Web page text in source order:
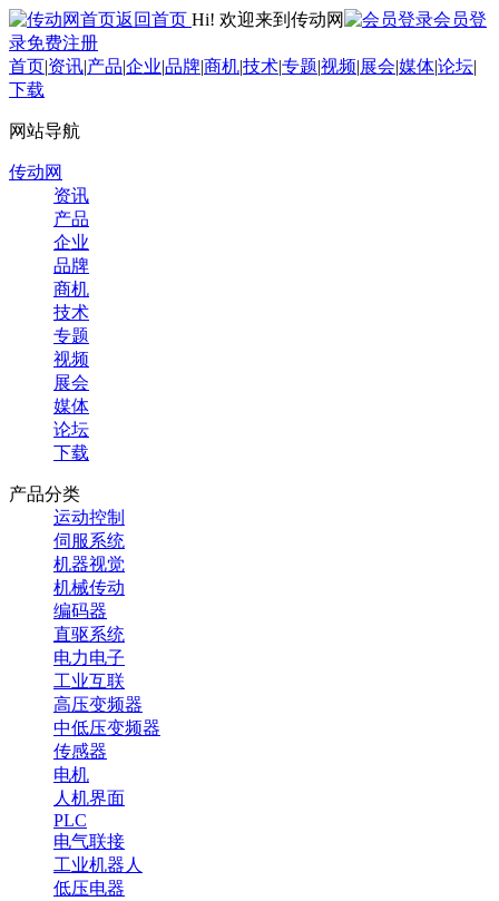
返回首页 Hi! 欢迎来到传动网
会员登
录免费注册
首页|资讯|产品|企业|品牌|商机|技术|专题|视频|展会|媒体|论坛|
下载
网站导航
传动网
资讯
产品
企业
品牌
商机
技术
专题
视频
展会
媒体
论坛
下载
产品分类
运动控制
伺服系统
机器视觉
机械传动
编码器
直驱系统
电力电子
工业互联
高压变频器
中低压变频器
传感器
电机
人机界面
PLC
电气联接
工业机器人
低压电器